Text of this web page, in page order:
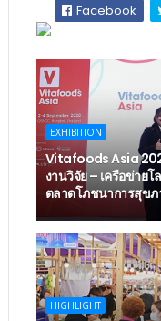
Facebook
EXHIBITION
Vitafoods Asia
งานวิจัย – เครือข่าย
ตลาดโภชนาการสุข
HIGHLIGHT